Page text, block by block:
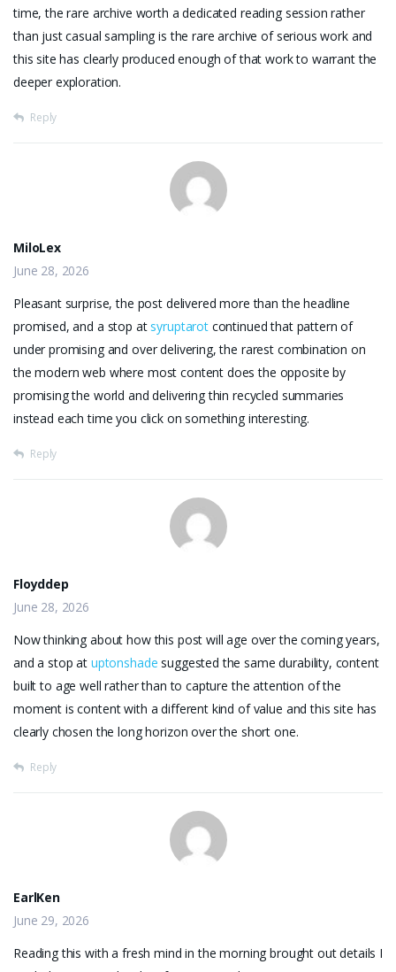
time, the rare archive worth a dedicated reading session rather
than just casual sampling is the rare archive of serious work and
this site has clearly produced enough of that work to warrant the
deeper exploration.
Reply
MiloLex
June 28, 2026
Pleasant surprise, the post delivered more than the headline
promised, and a stop at syruptarotcontinued that pattern of
under promising and over delivering, the rarest combination on
the modern web where most content does the opposite by
promising the world and delivering thin recycled summaries
instead each time you click on something interesting.
Reply
Floyddep
June 28, 2026
Now thinking about how this post will age over the coming years,
and a stop at uptonshade suggested the same durability, content
built to age well rather than to capture the attention of the
moment is content with a different kind of value and this site has
clearly chosen the long horizon over the short one.
Reply
EarlKen
June 29, 2026
Reading this with a fresh mind in the morning brought out details I